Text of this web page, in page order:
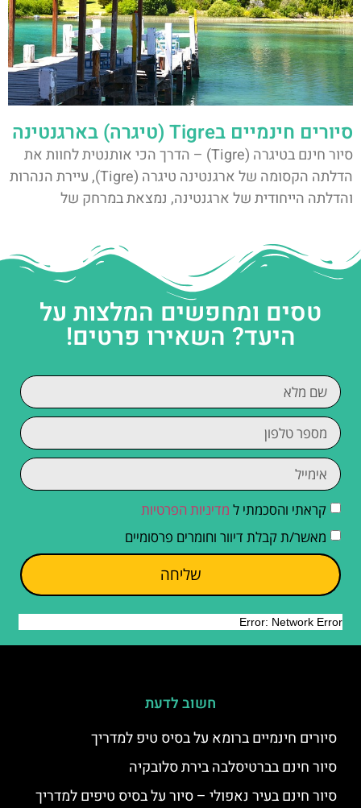
סיורים חינמיים בTigre (טיגרה) בארגנטינה
סיור חינם בטיגרה (Tigre) – הדרך הכי אותנטית לחוות את
הדלתה הקסומה של ארגנטינה טיגרה (Tigre), עיירת הנהרות
והדלתה הייחודית של ארגנטינה, נמצאת במרחק של
טסים ומחפשים המלצות על
היעד? השאירו פרטים!
קראתי והסכמתי ל מדיניות הפרטיות
מאשר/ת קבלת דיוור וחומרים פרסומיים
שליחה
חשוב לדעת
סיורים חינמיים ברומא על בסיס טיפ למדריך
סיור חינם בברטיסלבה בירת סלובקיה
סיור חינם בעיר נאפולי – סיור על בסיס טיפים למדריך